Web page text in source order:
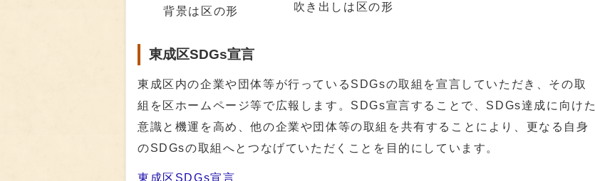
背景は区の形
吹き出しは区の形
東成区SDGs宣言
東成区内の企業や団体等が行っているSDGsの取組を宣言していただき、その取
組を区ホームページ等で広報します。SDGs宣言することで、SDGs達成に向けた
意識と機運を高め、他の企業や団体等の取組を共有することにより、更なる自身
のSDGsの取組へとつなげていただくことを目的にしています。
東成区SDGs宣言